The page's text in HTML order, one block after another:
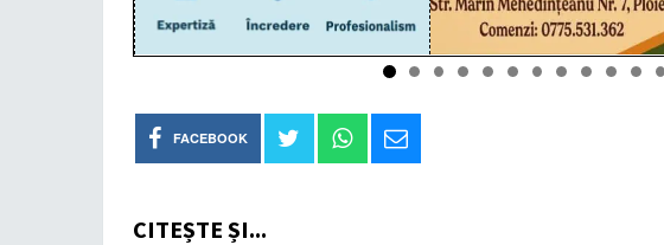
FACEBOOK
CITEȘTE ȘI...